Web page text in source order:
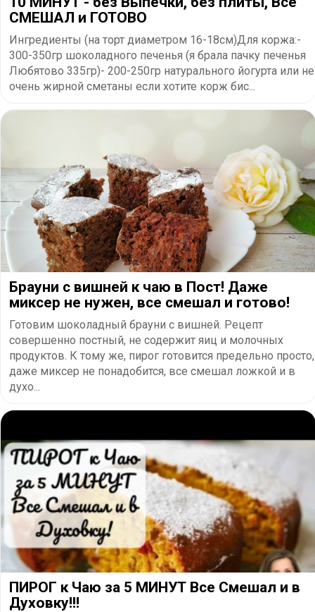
СМЕШАЛ и ГОТОВО
Ингредиенты (на торт диаметром 16-18см)Для коржа:-
300-350гр шоколадного печенья (я брала пачку печенья
Любятово 335гр)- 200-250гр натурального йогурта или не
очень жирной сметаны если хотите корж бис...
Брауни с вишней к чаю в Пост! Даже
миксер не нужен, все смешал и готово!
Готовим шоколадный брауни с вишней. Рецепт
совершенно постный, не содержит яиц и молочных
продуктов. К тому же, пирог готовится предельно просто,
даже миксер не понадобится, все смешал ложкой и в
духо...
ПИРОГ к Чаю за 5 МИНУТ Все Смешал и в
Духовку!!!